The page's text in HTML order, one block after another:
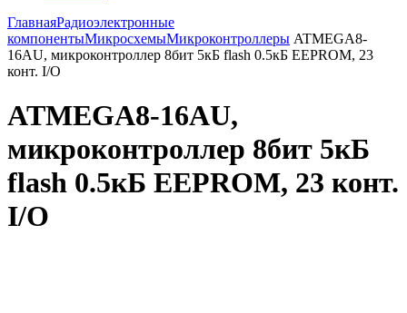
ГлавнаяРадиоэлектронные
компонентыМикросхемыМикроконтроллеры ATMEGA8-
16AU, микроконтроллер 8бит 5кБ flash 0.5кБ EEPROM, 23
конт. I/O
ATMEGA8-16AU,
микроконтроллер 8бит 5кБ
flash 0.5кБ EEPROM, 23 конт.
I/O